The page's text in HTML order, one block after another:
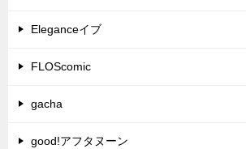
Eleganceイブ
FLOScomic
gacha
good!アフタヌーン